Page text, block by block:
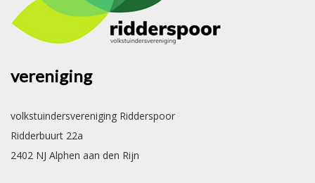
vereniging
volkstuindersvereniging Ridderspoor
Ridderbuurt 22a
2402 NJ Alphen aan den Rijn